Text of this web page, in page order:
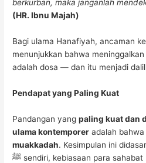
berkurban, maka janganlah
(HR. Ibnu Majah)
Bagi ulama Hanafiyah, ancaman
menunjukkan bahwa
adalah dosa — dan itu menjadi
Pendapat yang Paling Kuat
Pandangan yangpaling kuat dan
ulama kontemporer adalah
muakkadah. Kesimpulan ini
ﷺ sendiri, kebiasaan para sahabat beliau, serta tidak adanya